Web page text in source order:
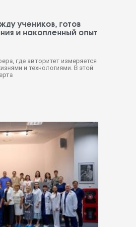
учеников, готов
и накопленный опыт
где авторитет измеряется
и технологиями. В этой